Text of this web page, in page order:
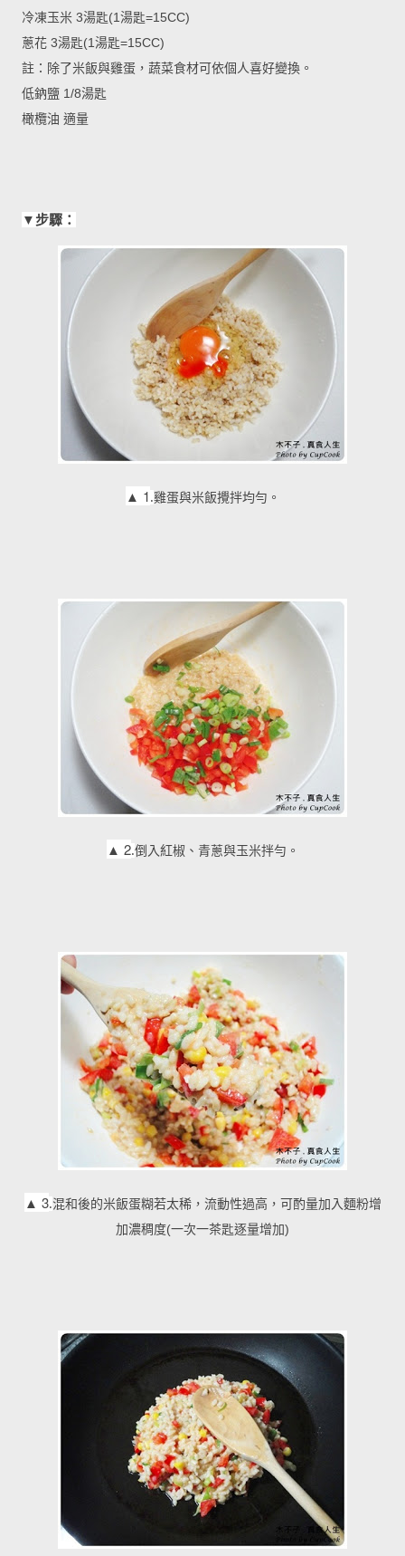
冷凍玉米 3湯匙(1湯匙=15CC)
蔥花 3湯匙(1湯匙=15CC)
註：除了米飯與雞蛋，蔬菜食材可依個人喜好變換。
低鈉鹽 1/8湯匙
橄欖油 適量
▼ 步驟：
▲ 1.雞蛋與米飯攪拌均勻。
▲ 2.倒入紅椒、青蔥與玉米拌勻。
▲ 3.混和後的米飯蛋糊若太稀，流動性過高，可酌量加入麵粉增
加濃稠度(一次一茶匙逐量增加)